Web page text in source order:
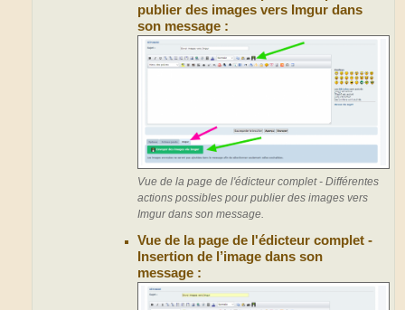
publier des images vers Imgur dans
son message :
Vue de la page de l'édicteur complet - Différentes
actions possibles pour publier des images vers
Imgur dans son message.
Vue de la page de l'édicteur complet -
Insertion de l’image dans son
message :